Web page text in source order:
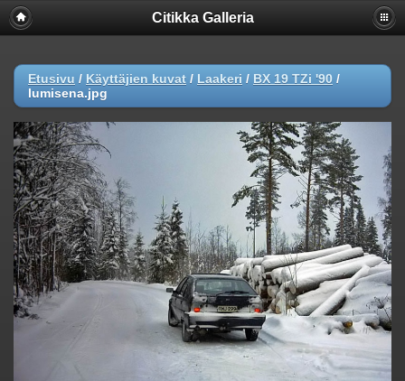
Citikka Galleria
Etusivu / Käyttäjien kuvat / Laakeri / BX 19 TZi '90 /
lumisena.jpg